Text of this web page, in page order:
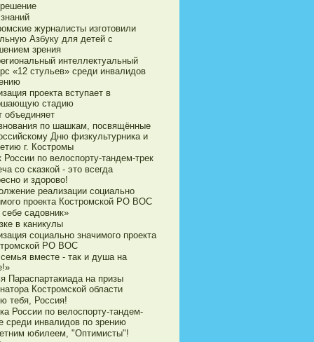
журналисты изготовили
Азбуку для детей с
зрения
интеллектуальный
«12 стульев» среди инвалидов
проекта вступает в
стадию
объединяет
по шашкам, посвящённые
Дню физкультурника и
г. Костромы
России по велоспорту-тандем-трек
со сказкой - это всегда
и здорово!
реализации социально
проекта Костромской РО ВОС
садовник»
в каникулы
социально значимого проекта
РО ВОС
вместе - так и душа на
Параспартакиада на призы
Костромской области
тебя, Россия!
России по велоспорту-тандем-
среди инвалидов по зрению
юбилеем, "Оптимисты"!